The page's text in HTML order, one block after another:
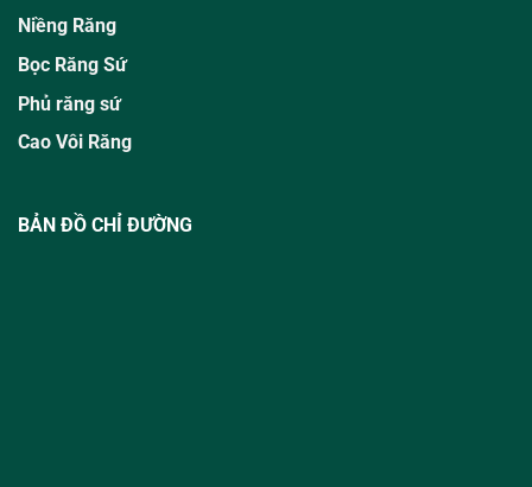
Niềng Răng
Bọc Răng Sứ
Phủ răng sứ
Cao Vôi Răng
BẢN ĐỒ CHỈ ĐƯỜNG